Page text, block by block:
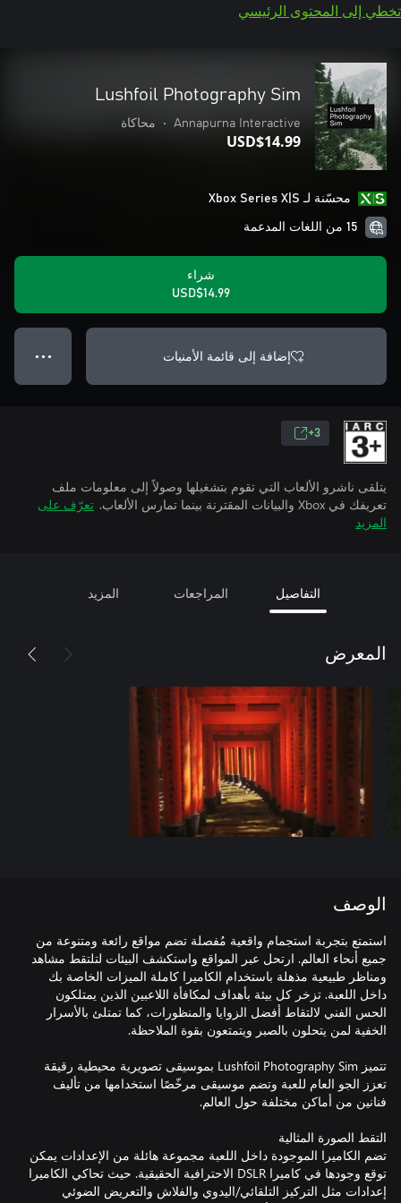
تخطي إلى المحتوى الرئيسي
Lushfoil Photography Sim
Annapurna Interactive
• محاكاة
USD$14.99
محسّنة لـ Xbox Series X|S
15 من اللغات المدعمة
شراء
USD$14.99
إضافة إلى قائمة الأمنيات ● ● ●
3+
يتلقى ناشرو الألعاب التي تقوم بتشغيلها وصولاً إلى معلومات ملف
تعريفك في Xbox والبيانات المقترنة بينما تمارس الألعاب.
تعرّف على
المزيد
التفاصيل المراجعات المزيد
المعرض
الوصف
استمتع بتجربة استجمام واقعية مُفصلة تضم مواقع رائعة ومتنوعة من
جميع أنحاء العالم. ارتحل عبر المواقع واستكشف البيئات لتلتقط مشاهد
ومناظر طبيعية مذهلة باستخدام الكاميرا كاملة الميزات الخاصة بك
داخل اللعبة. تزخر كل بيئة بأهداف لمكافأة اللاعبين الذين يمتلكون
الحس الفني لالتقاط أفضل الزوايا والمنظورات، كما تمتلئ بالأسرار
تتميز Lushfoil Photography Sim بموسيقى تصويرية محيطية رقيقة
تعزز الجو العام للعبة وتضم موسيقى مرخّصًا استخدامها من تأليف
تضم الكاميرا الموجودة داخل اللعبة مجموعة هائلة من الإعدادات يمكن
توقع وجودها في كاميرا DSLR الاحترافية الحقيقية. حيث تحاكي الكاميرا
إعدادات مثل التركيز التلقائي/اليدوي والفلاش والتعريض الضوئي